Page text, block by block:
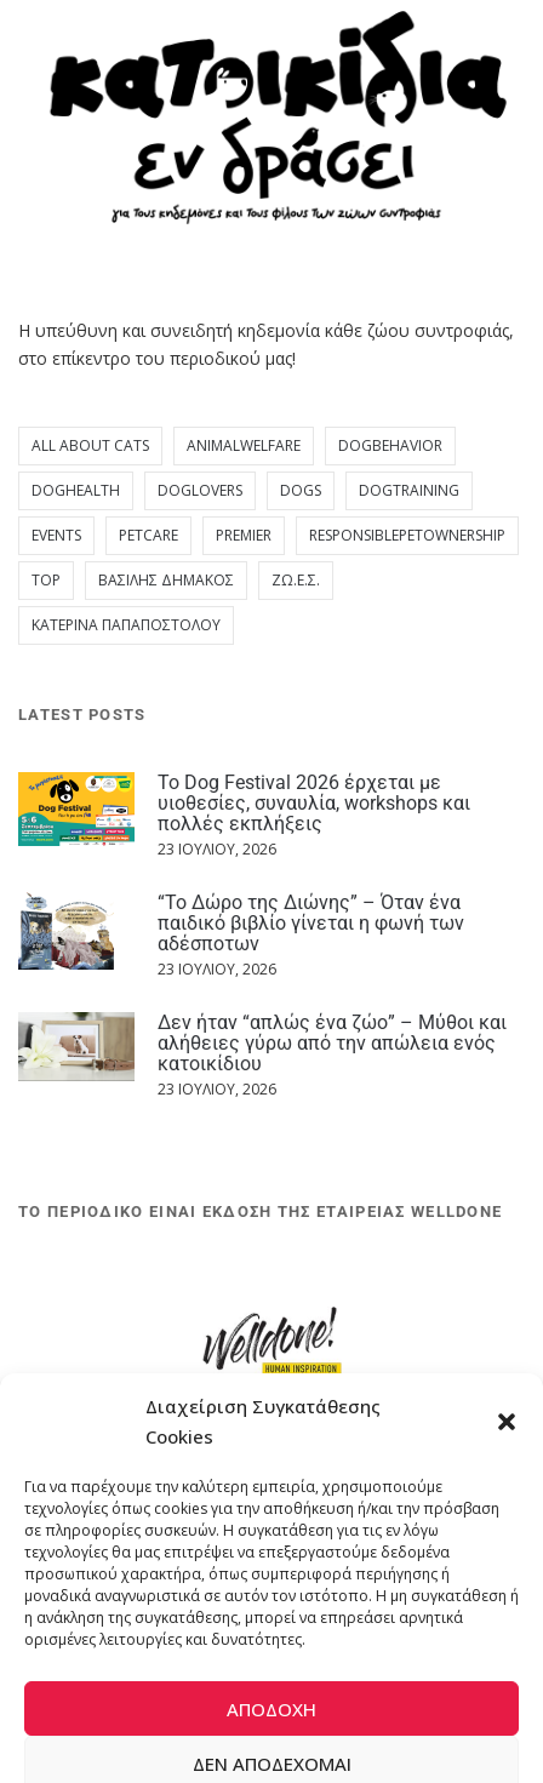
Διαχείριση Συγκατάθεσης
Cookies
Για να παρέχουμε την καλύτερη εμπειρία, χρησιμοποιούμε
τεχνολογίες όπως cookies για την αποθήκευση ή/και την πρόσβαση
σε πληροφορίες συσκευών. Η συγκατάθεση για τις εν λόγω
τεχνολογίες θα μας επιτρέψει να επεξεργαστούμε δεδομένα
προσωπικού χαρακτήρα, όπως συμπεριφορά περιήγησης ή
μοναδικά αναγνωριστικά σε αυτόν τον ιστότοπο. Η μη συγκατάθεση ή
η ανάκληση της συγκατάθεσης, μπορεί να επηρεάσει αρνητικά
ορισμένες λειτουργίες και δυνατότητες.
ΑΠΟΔΟΧΉ
ΔΕΝ ΑΠΟΔΈΧΟΜΑΙ
Η υπεύθυνη και συνειδητή κηδεμονία κάθε ζώου συντροφιάς,
στο επίκεντρο του περιοδικού μας!
ALL ABOUT CATS ANIMALWELFARE DOGBEHAVIOR
DOGHEALTH DOGLOVERS DOGS DOGTRAINING
EVENTS PETCARE PREMIER RESPONSIBLEPETOWNERSHIP
TOP ΒΑΣΊΛΗΣ ΔΗΜΆΚΟΣ ΖΩ.Ε.Σ.
ΚΑΤΕΡΊΝΑ ΠΑΠΑΠΟΣΤΌΛΟΥ
LATEST POSTS
Το Dog Festival 2026 έρχεται με
υιοθεσίες, συναυλία, workshops και
πολλές εκπλήξεις
23 ΙΟΥΛΊΟΥ, 2026
“Το Δώρο της Διώνης” – Όταν ένα
παιδικό βιβλίο γίνεται η φωνή των
αδέσποτων
23 ΙΟΥΛΊΟΥ, 2026
Δεν ήταν “απλώς ένα ζώο” – Μύθοι και
αλήθειες γύρω από την απώλεια ενός
κατοικίδιου
23 ΙΟΥΛΊΟΥ, 2026
ΤΟ ΠΕΡΙΟΔΙΚΟ ΕΙΝΑΙ ΕΚΔΟΣΗ ΤΗΣ ΕΤΑΙΡΕΙΑΣ WELLDONE
ΤΗΛΕΦΩΝΟ: +30 211 4021758
EMAIL:info@welldone.com.gr